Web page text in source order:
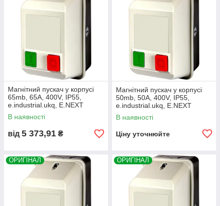
Магнітний пускач у корпусі
65mb, 65А, 400V, IP55,
e.industrial.ukq, E.NEXT
(i0100009)
В наявності
від 5 373,91 ₴
Магнітний пускач у корпусі
50mb, 50А, 400V, IP55,
e.industrial.ukq, E.NEXT
(i0100008)
В наявності
Ціну уточнюйте
ОРИГІНАЛ ОРИГІНАЛ